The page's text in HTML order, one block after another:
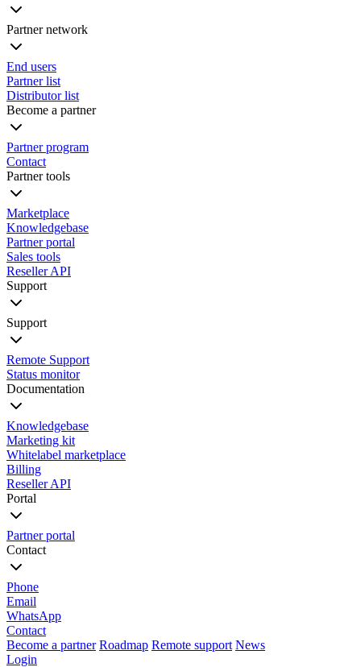
Partner network
End users
Partner list
Distributor list
Become a partner
Partner program
Contact
Partner tools
Marketplace
Knowledgebase
Partner portal
Sales tools
Reseller API
Support
Support
Remote Support
Status monitor
Documentation
Knowledgebase
Marketing kit
Whitelabel marketplace
Billing
Reseller API
Portal
Partner portal
Contact
Phone
Email
WhatsApp
Contact
Become a partner Roadmap Remote support News
Login